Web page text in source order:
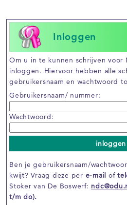
Inloggen
Om u in te kunnen schrijven voor
inloggen. Hiervoor hebben alle
gebruikersnaam en wachtwoord
Gebruikersnaam/ nummer:
Wachtwoord:
inloggen
Ben je gebruikersnaam/
kwijt? Vraag deze per e-mail of
Stoker van De Boswerf:
t/m do).